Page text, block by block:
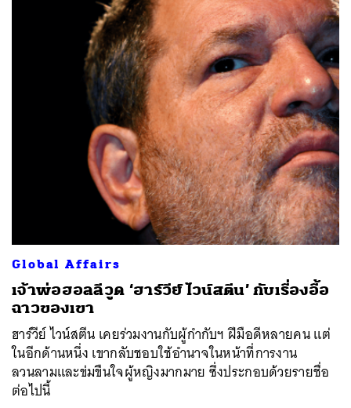
Global Affairs
เจ้าพ่อฮอลลีวูด ‘ฮาร์วีย์ ไวน์สตีน’ กับเรื่องอื้อ
ฉาวของเขา
ฮาร์วีย์ ไวน์สตีน เคยร่วมงานกับผู้กำกับฯ ฝีมือดีหลายคน แต่
ในอีกด้านหนึ่ง เขากลับชอบใช้อำนาจในหน้าที่การงาน
ลวนลามและข่มขืนใจผู้หญิงมากมาย ซึ่งประกอบด้วยรายชื่อ
ต่อไปนี้